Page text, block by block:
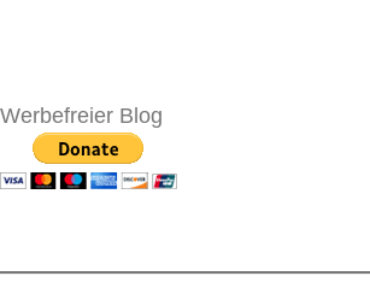
Werbefreier Blog